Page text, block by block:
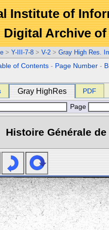
Institute of
Digital Archive
> Y-III-7-8 > V-2 > Gray High Res.
of Contents - Page Number -
Gray HighRes PDF
Page
Histoire Générale